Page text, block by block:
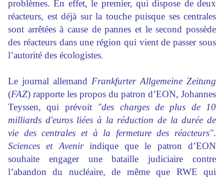
problèmes. En effet, le premier, qui dispose de deux
réacteurs, est déjà sur la touche puisque ses centrales
sont arrêtées à cause de pannes et le second possède
des réacteurs dans une région qui vient de passer sous
l’autorité des écologistes.
Le journal allemand Frankfurter Allgemeine Zeitung
(FAZ) rapporte les propos du patron d’EON, Johannes
Teyssen, qui prévoit "des charges de plus de 10
milliards d'euros liées à la réduction de la durée de
vie des centrales et à la fermeture des réacteurs".
Sciences et Avenirindique que le patron d’EON
souhaite engager une bataille judiciaire contre
l’abandon du nucléaire, de même que RWE qui